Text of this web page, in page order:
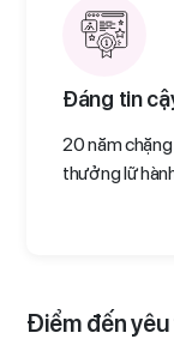
Đáng tin
20 năm
thưởng lữ
Điểm đến